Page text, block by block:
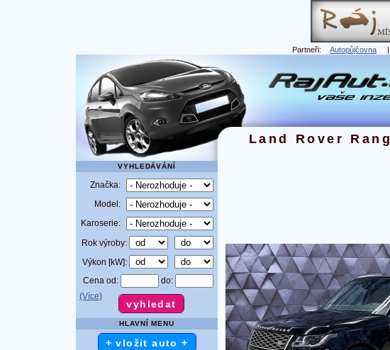
Partneři: Autopůjčovna
Land Rover
VYHLEDÁVÁNÍ
Značka:
Model:
Karoserie:
Rok výroby:
Výkon [kW]:
Cena od:
do:
(Více)
HLAVNÍ MENU
+ vložit auto +